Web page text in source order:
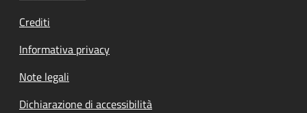
Crediti
Informativa privacy
Note legali
Dichiarazione di accessibilità